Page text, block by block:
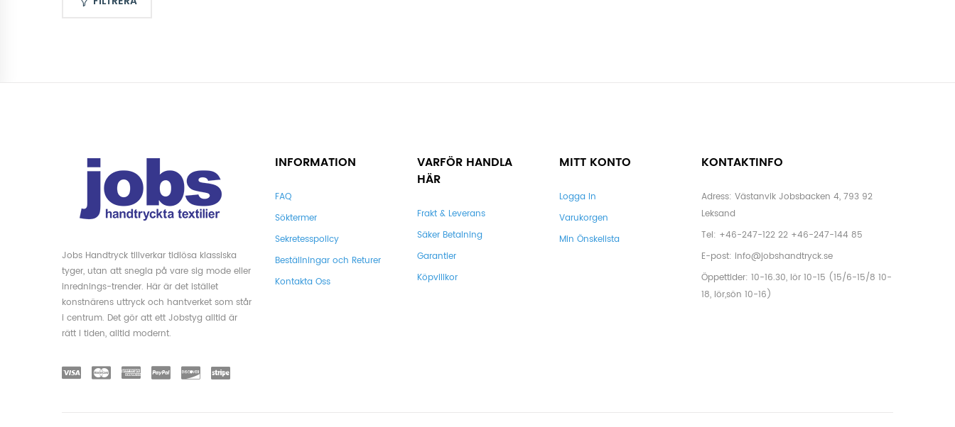
Jobs Handtryck tillverkar tidlösa klassiska
tyger, utan att snegla på vare sig mode eller
inrednings-trender. Här är det istället
konstnärens uttryck och hantverket som står
i centrum. Det gör att ett Jobstyg alltid är
rätt i tiden, alltid modernt.
INFORMATION
FAQ
Söktermer
Sekretesspolicy
Beställningar och Returer
Kontakta Oss
VARFÖR HANDLA
HÄR
Frakt & Leverans
Säker Betalning
Garantier
Köpvillkor
MITT KONTO
Logga In
Varukorgen
Min Önskelista
KONTAKTINFO
Adress: Västanvik Jobsbacken 4, 793 92
Leksand
Tel: +46-247-122 22 +46-247-144 85
E-post: info@jobshandtryck.se
Öppettider: 10-16.30, lör 10-15 (15/6-15/8 10-
18, lör,sön 10-16)